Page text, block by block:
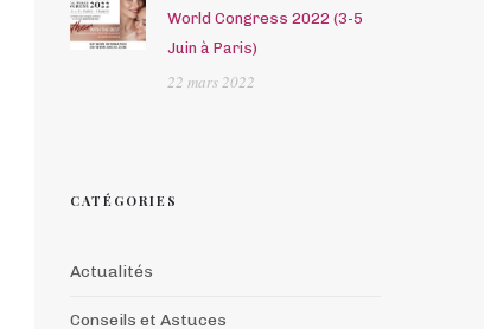
World Congress 2022 (3-5
Juin à Paris)
22 mars 2022
CATÉGORIES
Actualités
Conseils et Astuces